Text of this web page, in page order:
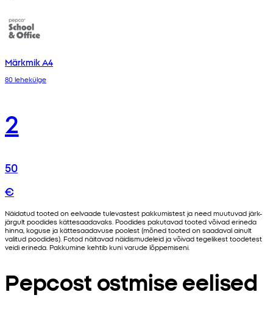
Märkmik A4
80 lehekülge
2
50
€
Näidatud tooted on eelvaade tulevastest pakkumistest ja need muutuvad järk-
järgult poodides kättesaadavaks. Poodides pakutavad tooted võivad erineda
hinna, koguse ja kättesaadavuse poolest (mõned tooted on saadaval ainult
valitud poodides). Fotod näitavad näidismudeleid ja võivad tegelikest toodetest
veidi erineda. Pakkumine kehtib kuni varude lõppemiseni.
Pepcost ostmise eelised